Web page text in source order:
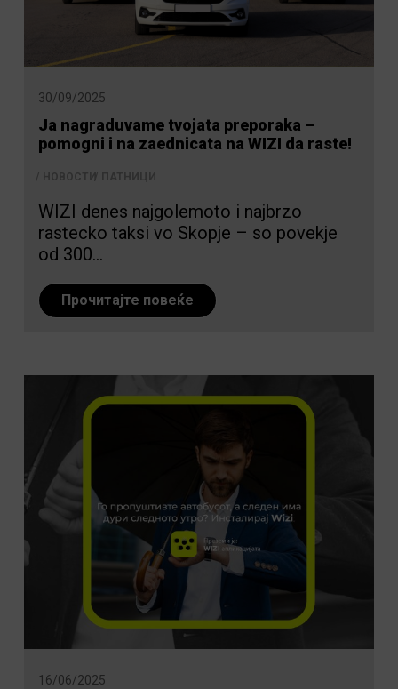
30/09/2025
Ja nagraduvame tvojata preporaka –
pomogni i na zaednicata na WIZI da raste!
WIZI denes najgolemoto i najbrzo
rastecko taksi vo Skopje – so povekje
od 300...
Прочитајте повеќе
16/06/2025